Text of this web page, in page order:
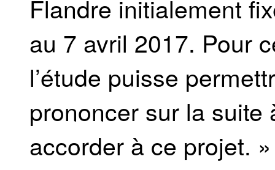
Flandre initialement
au 7 avril 2017. Pour
l’étude puisse
prononcer sur la
accorder à ce projet. »